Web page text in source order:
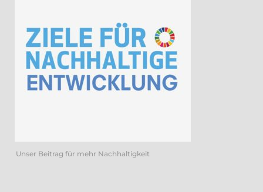
Unser Beitrag für mehr Nachhaltigkeit